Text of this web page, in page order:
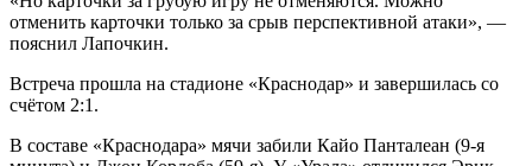
отменить карточки только за срыв перспективной атаки», —
пояснил Лапочкин.
Встреча прошла на стадионе «Краснодар» и завершилась со
счётом 2:1.
В составе «Краснодара» мячи забили Кайо Панталеан (9-я